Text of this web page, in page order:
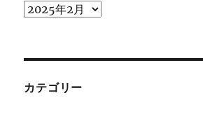
ア
ブ
カテゴリー